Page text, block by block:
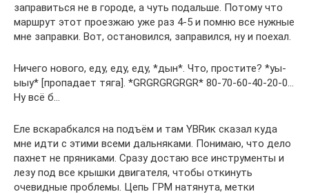
заправиться не в городе, а чуть подальше. Потому что
маршрут этот проезжаю уже раз 4-5 и помню все нужные
мне заправки. Вот, остановился, заправился, ну и поехал.
Ничего нового, еду, еду, еду, *дын*. Что, простите? *уы-
ыыу* [пропадает тяга]. *GRGRGRGRGR* 80-70-60-40-20-0…
Ну всё б…
Еле вскарабкался на подъём и там YBRик сказал куда
мне идти с этими всеми дальняками. Понимаю, что дело
пахнет не пряниками. Сразу достаю все инструменты и
лезу под все крышки двигателя, чтобы откинуть
очевидные проблемы. Цепь ГРМ натянута, метки